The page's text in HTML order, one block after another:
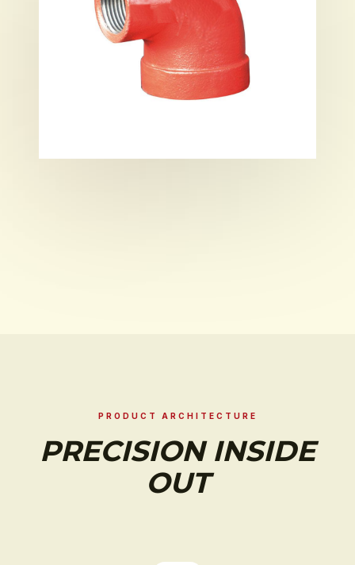
PRODUCT ARCHITECTURE
PRECISION INSIDE
OUT